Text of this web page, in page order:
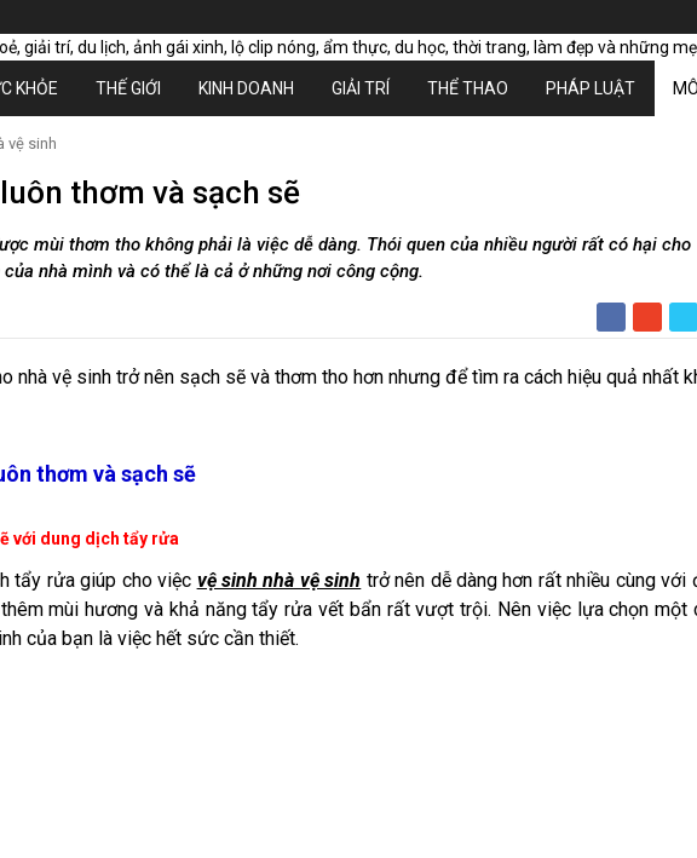
KHỎE THẾ GIỚI KINH DOANH GIẢI TRÍ THỂ THAO PHÁP LUẬT
vệ sinh
thơm và sạch sẽ
mùi thơm tho không phải là việc dễ dàng. Thói quen của nhiều người rất có hại cho
nhà mình và có thể là cả ở những nơi công cộng.
nhà vệ sinh trở nên sạch sẽ và thơm tho hơn nhưng để tìm ra cách hiệu quả nhất
thơm và sạch sẽ
với dung dịch tẩy rửa
tẩy rửa giúp cho việc vệ sinh nhà vệ sinh trở nên dễ dàng hơn rất nhiều cùng với
mùi hương và khả năng tẩy rửa vết bẩn rất vượt trội. Nên việc lựa chọn một
của bạn là việc hết sức cần thiết.